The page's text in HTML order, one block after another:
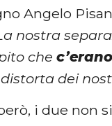
Angelo
nostra
che
dei
i due non